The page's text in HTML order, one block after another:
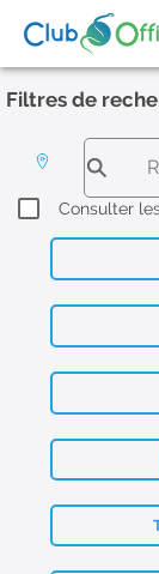
Filtres de
Consulter